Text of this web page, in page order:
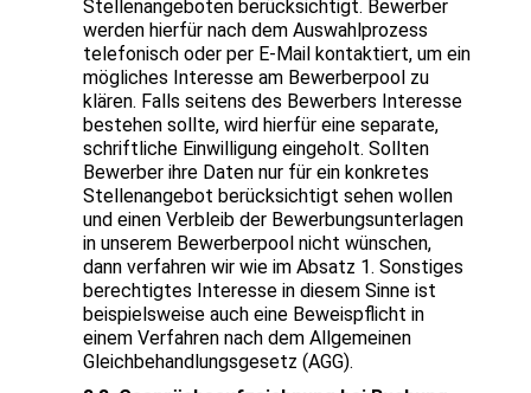
Stellenangeboten berücksichtigt. Bewerber
werden hierfür nach dem Auswahlprozess
telefonisch oder per E-Mail kontaktiert, um ein
mögliches Interesse am Bewerberpool zu
klären. Falls seitens des Bewerbers Interesse
bestehen sollte, wird hierfür eine separate,
schriftliche Einwilligung eingeholt. Sollten
Bewerber ihre Daten nur für ein konkretes
Stellenangebot berücksichtigt sehen wollen
und einen Verbleib der Bewerbungsunterlagen
in unserem Bewerberpool nicht wünschen,
dann verfahren wir wie im Absatz 1. Sonstiges
berechtigtes Interesse in diesem Sinne ist
beispielsweise auch eine Beweispflicht in
einem Verfahren nach dem Allgemeinen
Gleichbehandlungsgesetz (AGG).